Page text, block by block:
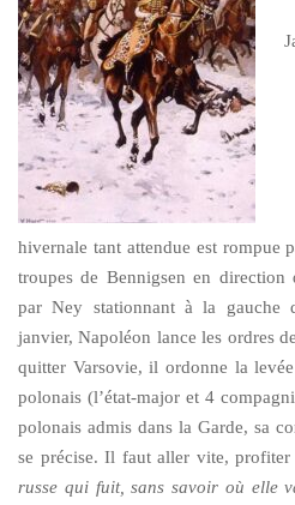
hivernale tant attendue est rompue
troupes de Bennigsen en direction
par Ney stationnant à la gauche
janvier, Napoléon lance les ordres
quitter Varsovie, il ordonne la
polonais (l’état-major et 4
polonais admis dans la Garde, sa
se précise. Il faut aller vite, profiter
russe qui fuit, sans savoir où elle